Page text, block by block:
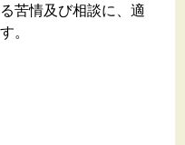
苦情及び相談に、適
。